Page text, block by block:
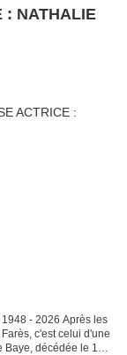
: NATHALIE
- 2026 Après les
c'est celui d'une
décédée le 17